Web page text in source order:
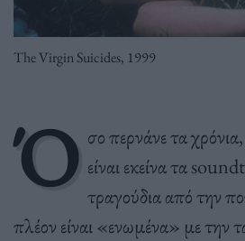
The Virgin Suicides, 1999
Ό σο περνάνε τα
είναι εκείνα τα
τραγούδια από την
πλέον είναι «ενωμένα» με την